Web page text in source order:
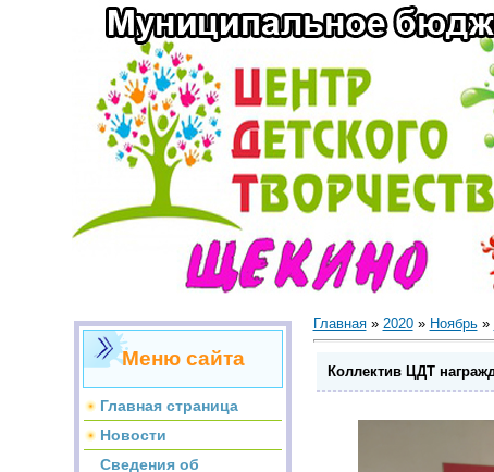
Меню сайта
Главная страница
Новости
Сведения об
Главная» 2020 » Ноябрь »
Коллектив ЦДТ